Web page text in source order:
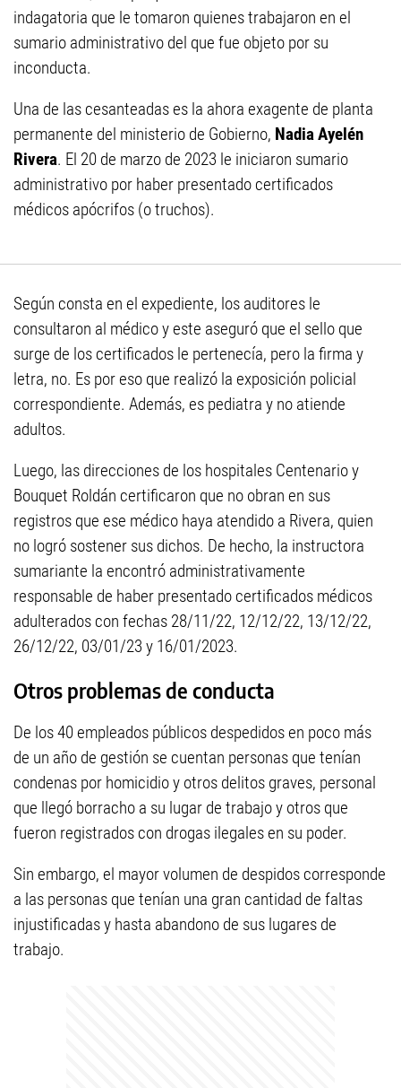
indagatoria que le tomaron quienes trabajaron en el
sumario administrativo del que fue objeto por su
inconducta.
Una de las cesanteadas es la ahora exagente de planta
permanente del ministerio de Gobierno, Nadia Ayelén
Rivera. El 20 de marzo de 2023 le iniciaron sumario
administrativo por haber presentado certificados
médicos apócrifos (o truchos).
Según consta en el expediente, los auditores le
consultaron al médico y este aseguró que el sello que
surge de los certificados le pertenecía, pero la firma y
letra, no. Es por eso que realizó la exposición policial
correspondiente. Además, es pediatra y no atiende
adultos.
Luego, las direcciones de los hospitales Centenario y
Bouquet Roldán certificaron que no obran en sus
registros que ese médico haya atendido a Rivera, quien
no logró sostener sus dichos. De hecho, la instructora
sumariante la encontró administrativamente
responsable de haber presentado certificados médicos
adulterados con fechas 28/11/22, 12/12/22, 13/12/22,
26/12/22, 03/01/23 y 16/01/2023.
Otros problemas de conducta
De los 40 empleados públicos despedidos en poco más
de un año de gestión se cuentan personas que tenían
condenas por homicidio y otros delitos graves, personal
que llegó borracho a su lugar de trabajo y otros que
fueron registrados con drogas ilegales en su poder.
Sin embargo, el mayor volumen de despidos corresponde
a las personas que tenían una gran cantidad de faltas
injustificadas y hasta abandono de sus lugares de
trabajo.